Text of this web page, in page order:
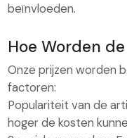
beïnvloeden.
Hoe Worden
Onze prijzen worden
factoren:
Populariteit van de
hoger de kosten